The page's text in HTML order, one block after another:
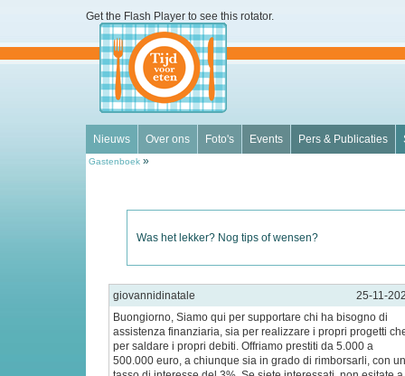
Get the Flash Player to see this rotator.
Nieuws Over ons Foto's Events Pers & Publicaties
Gastenboek »
Was het lekker? Nog tips of wensen?
giovannidinatale
25-11-
Buongiorno, Siamo qui per supportare chi ha bisogno di
assistenza finanziaria, sia per realizzare i propri progetti
per saldare i propri debiti. Offriamo prestiti da 5.000 a
500.000 euro, a chiunque sia in grado di rimborsarli, con un